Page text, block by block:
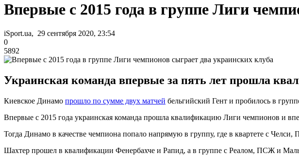
Впервые с 2015 года в группе Лиги
iSport.ua, 29 сентября 2020, 23:54
0
5892
Украинская команда впервые за пять лет прошла
Киевское Динамо прошло по сумме двух матчей бельгийский Гент и пробилось в
Впервые с 2015 года украинская команда прошла квалификацию Лиги чемпионов и
Тогда Динамо в качестве чемпиона попало напрямую в группу, где в квартете с
Шахтер прошел в квалификации Фенербахче и Рапид, а в группе с Реалом, ПСЖ и